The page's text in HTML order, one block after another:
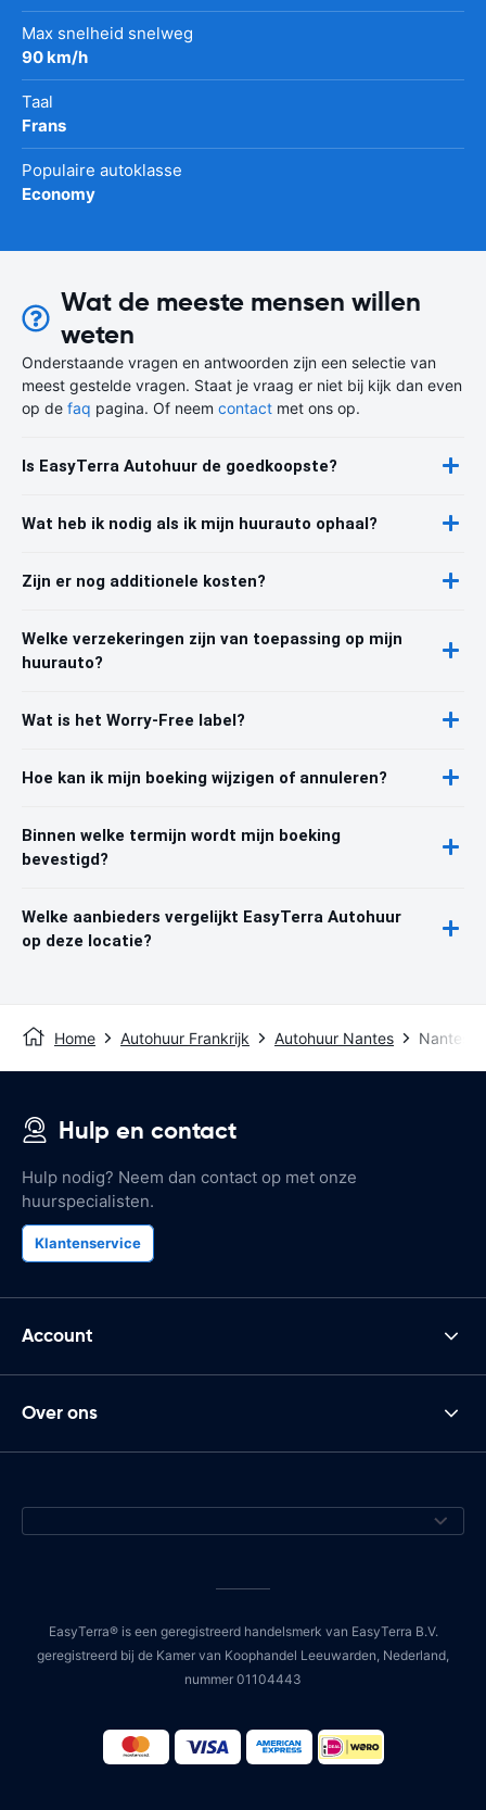
Max snelheid snelweg
90 km/h
Taal
Frans
Populaire autoklasse
Economy
Wat de meeste mensen willen
weten
Onderstaande vragen en antwoorden zijn een selectie van
meest gestelde vragen. Staat je vraag er niet bij kijk dan even
op de faq pagina. Of neem contact met ons op.
Is EasyTerra Autohuur de goedkoopste?
Wat heb ik nodig als ik mijn huurauto ophaal?
Zijn er nog additionele kosten?
Welke verzekeringen zijn van toepassing op mijn
huurauto?
Wat is het Worry-Free label?
Hoe kan ik mijn boeking wijzigen of annuleren?
Binnen welke termijn wordt mijn boeking
bevestigd?
Welke aanbieders vergelijkt EasyTerra Autohuur
op deze locatie?
Home Autohuur Frankrijk Autohuur Nantes Nantes
Hulp en contact
Hulp nodig? Neem dan contact op met onze
huurspecialisten.
Klantenservice
Account
Over ons
EasyTerra® is een geregistreerd handelsmerk van EasyTerra B.V.
geregistreerd bij de Kamer van Koophandel Leeuwarden, Nederland,
nummer 01104443